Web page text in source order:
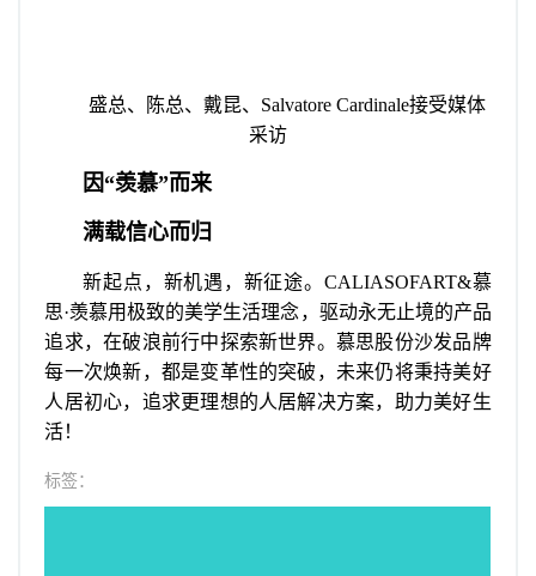
盛总、陈总、戴昆、Salvatore Cardinale接受媒体
采访
满载信心而归